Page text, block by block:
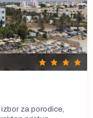
za porodice,